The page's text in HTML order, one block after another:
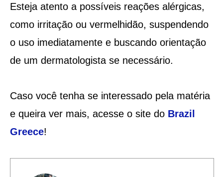
Esteja atento a possíveis reações alérgicas,
como irritação ou vermelhidão, suspendendo
o uso imediatamente e buscando orientação
de um dermatologista se necessário.
Caso você tenha se interessado pela matéria
e queira ver mais, acesse o site do Brazil
Greece!